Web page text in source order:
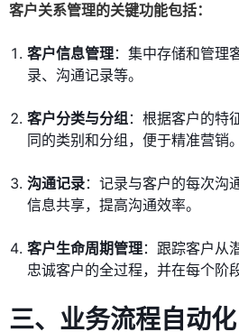
客户关系管理的关键功能包括：
客户信息管理：集中存储和管理
录、沟通记录等。
客户分类与分组：根据客户的特
同的类别和分组，便于精准营销。
沟通记录：记录与客户的每次沟
信息共享，提高沟通效率。
客户生命周期管理：跟踪客户从
忠诚客户的全过程，并在每个阶
三、业务流程自动化